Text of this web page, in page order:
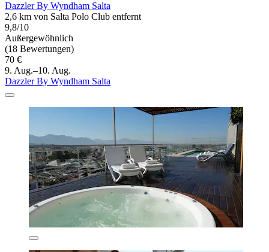
Dazzler By Wyndham Salta
2,6 km von Salta Polo Club entfernt
9,8/10
Außergewöhnlich
(18 Bewertungen)
70 €
9. Aug.–10. Aug.
Dazzler By Wyndham Salta